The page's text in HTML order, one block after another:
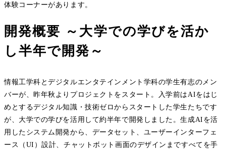
体験コーナーがあります。
開発概要 ～大学での学びを活か
し半年で開発～
情報工学科とデジタルエンタテインメント学科の学生有志のメン
バーが、昨年秋よりプロジェクトをスタート。入学前はAIをはじ
めとするデジタル知識・技術ゼロからスタートした学生たちです
が、大学での学びを活用して約半年で開発しました。生成AIを活
用したシステム開発から、データセット、ユーザーインターフェ
ース（UI）設計、チャットボット画面のデザインまですべてを手